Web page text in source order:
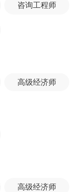
咨询工程师
高级经济师
高级经济师